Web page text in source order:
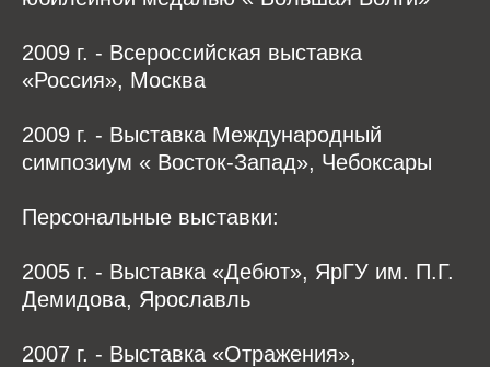
2009 г. - Всероссийская выставка
«Россия», Москва
2009 г. - Выставка Международный
симпозиум « Восток-Запад», Чебоксары
Персональные выставки:
2005 г. - Выставка «Дебют», ЯрГУ им. П.Г.
Демидова, Ярославль
2007 г. - Выставка «Отражения»,